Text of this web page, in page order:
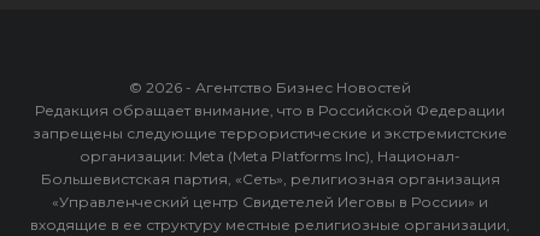
© 2026 - Агентство Бизнес Новостей
Редакция обращает внимание, что в Российской Федерации
запрещены следующие террористические и экстремистские
организации: Meta (Meta Platforms Inc), Национал-
Большевистская партия, «Сеть», религиозная организация
«Управленческий центр Свидетелей Иеговы в России» и
входящие в ее структуру местные религиозные организации,